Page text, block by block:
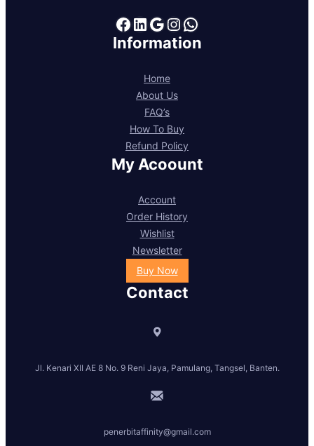
Facebook LinkedIn Google Instagram WhatsApp
Information
Home
About Us
FAQ’s
How To Buy
Refund Policy
My Acoount
Account
Order History
Wishlist
Newsletter
Buy Now
Contact
Jl. Kenari XII AE 8 No. 9 Reni Jaya, Pamulang, Tangsel, Banten.
penerbitaffinity@gmail.com